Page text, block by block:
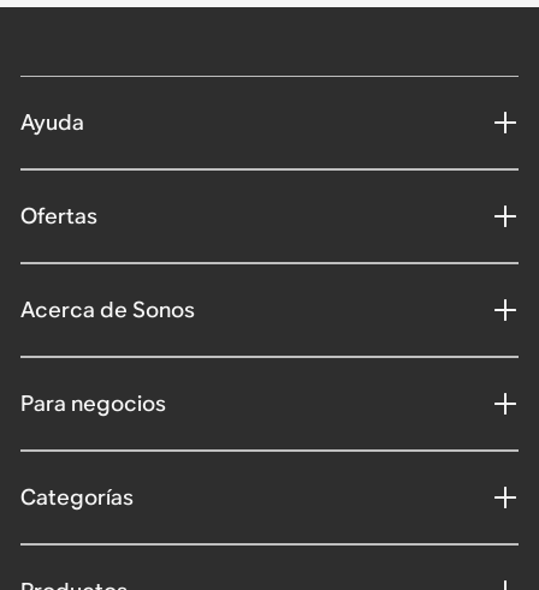
Ayuda
Ofertas
Acerca de Sonos
Para negocios
Categorías